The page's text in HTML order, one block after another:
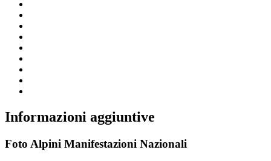
Informazioni aggiuntive
Foto Alpini Manifestazioni Nazionali